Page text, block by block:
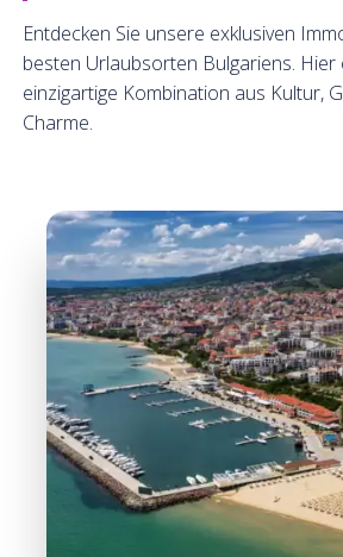
Entdecken Sie unsere exklusiven
besten Urlaubsorten Bulgariens. Hier
einzigartige Kombination aus Kultur,
Charme.